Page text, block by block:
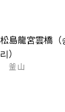
松島龍宮雲橋
리）
釜山